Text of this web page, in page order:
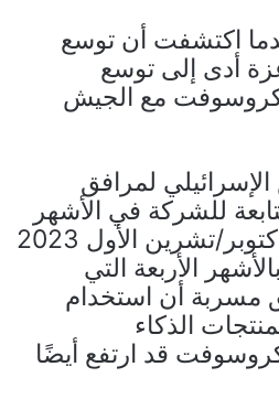
اكتشفت أن توسع
أدى إلى توسع
مع الجيش
لمرافق
للشركة في الأشهر
الستة الأولى بعد 7 أكتوبر/تشرين الأول 2023
بالأشهر الأربعة التي
مسربة أن استخدام
الذكاء
قد ارتفع أيضًا